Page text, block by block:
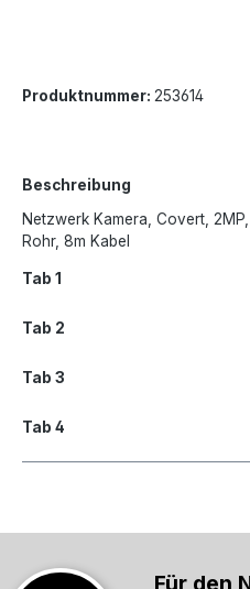
Produktnummer: 253614
Beschreibung
Netzwerk Kamera, Covert,
Rohr, 8m Kabel
Tab 1
Tab 2
Tab 3
Tab 4
Für den